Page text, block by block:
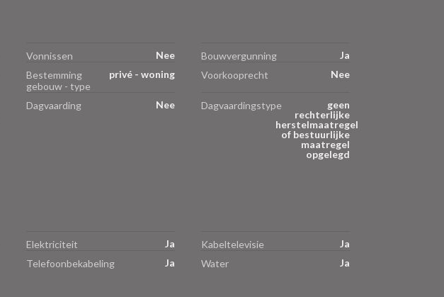
Vonnissen Nee Bouwvergunning
Ja
Bestemming
gebouw - type
privé - woning Voorkooprecht Nee
Dagvaarding Nee Dagvaardingstype
geen
rechterlijke
herstelmaatregel
of bestuurlijke
maatregel
opgelegd
Elektriciteit Ja Kabeltelevisie
Ja
Telefoonbekabeling Ja Water Ja